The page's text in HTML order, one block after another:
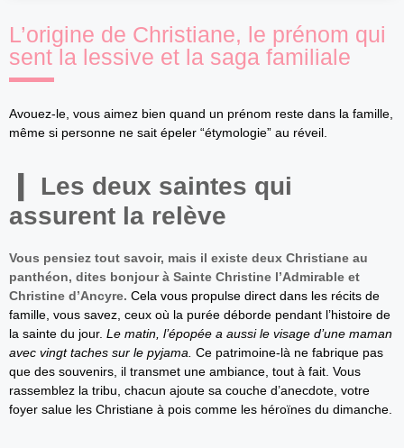
L’origine de Christiane, le prénom qui
sent la lessive et la saga familiale
Avouez-le, vous aimez bien quand un prénom reste dans la famille,
même si personne ne sait épeler “étymologie” au réveil.
Les deux saintes qui
assurent la relève
Vous pensiez tout savoir, mais il existe deux Christiane au
panthéon, dites bonjour à Sainte Christine l’Admirable et
Christine d’Ancyre. Cela vous propulse direct dans les récits de
famille, vous savez, ceux où la purée déborde pendant l’histoire de
la sainte du jour. Le matin, l’épopée a aussi le visage d’une maman
avec vingt taches sur le pyjama. Ce patrimoine-là ne fabrique pas
que des souvenirs, il transmet une ambiance, tout à fait. Vous
rassemblez la tribu, chacun ajoute sa couche d’anecdote, votre
foyer salue les Christiane à pois comme les héroïnes du dimanche.